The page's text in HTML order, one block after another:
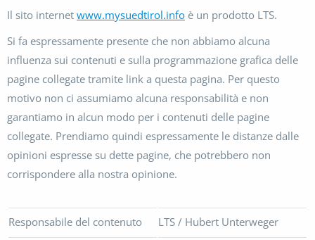
Il sito internet www.mysuedtirol.info è un prodotto LTS.
Si fa espressamente presente che non abbiamo alcuna
influenza sui contenuti e sulla programmazione grafica delle
pagine collegate tramite link a questa pagina. Per questo
motivo non ci assumiamo alcuna responsabilità e non
garantiamo in alcun modo per i contenuti delle pagine
collegate. Prendiamo quindi espressamente le distanze dalle
opinioni espresse su dette pagine, che potrebbero non
corrispondere alla nostra opinione.
Responsabile del contenuto LTS / Hubert Unterweger